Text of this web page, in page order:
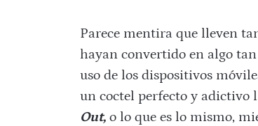
Parece mentira que lleven
hayan convertido en algo
uso de los dispositivos
un coctel perfecto y adictivo
Out,o lo que es lo mismo,